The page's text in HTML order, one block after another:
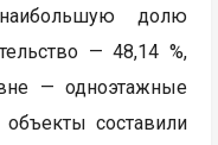
долю
— 48,14 %,
— одноэтажные
составили